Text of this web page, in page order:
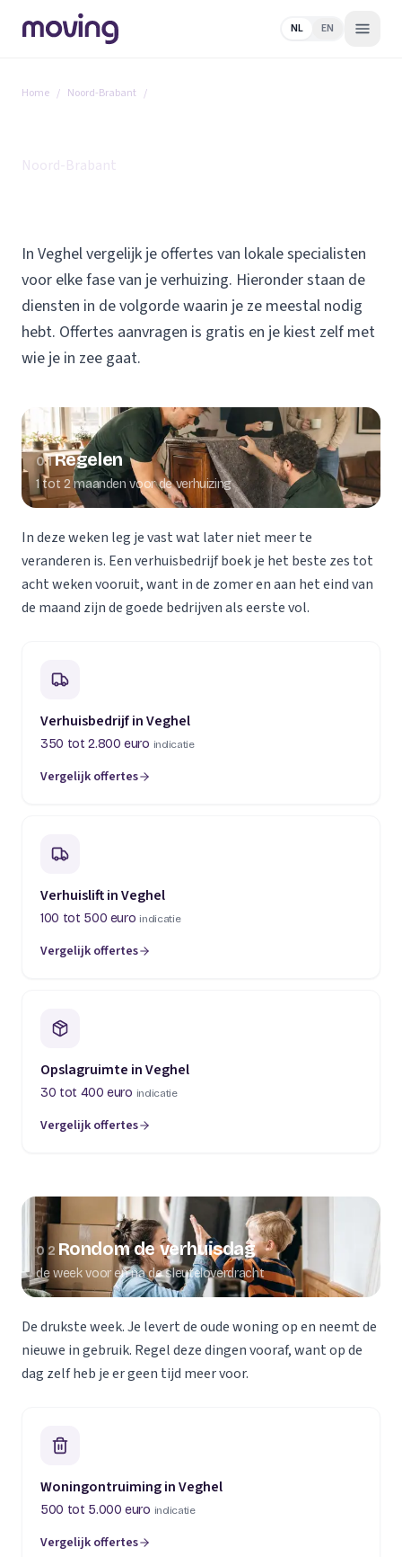
NL EN
Home / Noord-Brabant /
Noord-Brabant
In Veghel vergelijk je offertes van lokale specialisten
voor elke fase van je verhuizing. Hieronder staan de
diensten in de volgorde waarin je ze meestal nodig
hebt. Offertes aanvragen is gratis en je kiest zelf met
wie je in zee gaat.
01Regelen
1 tot 2 maanden voor de verhuizing
In deze weken leg je vast wat later niet meer te
veranderen is. Een verhuisbedrijf boek je het beste zes tot
acht weken vooruit, want in de zomer en aan het eind van
de maand zijn de goede bedrijven als eerste vol.
Verhuisbedrijf in Veghel
350 tot 2.800 euro indicatie
Vergelijk offertes
Verhuislift in Veghel
100 tot 500 euro indicatie
Vergelijk offertes
Opslagruimte in Veghel
30 tot 400 euro indicatie
Vergelijk offertes
02 Rondom de verhuisdag
de week voor en na de sleuteloverdracht
De drukste week. Je levert de oude woning op en neemt de
nieuwe in gebruik. Regel deze dingen vooraf, want op de
dag zelf heb je er geen tijd meer voor.
Woningontruiming in Veghel
500 tot 5.000 euro indicatie
Vergelijk offertes